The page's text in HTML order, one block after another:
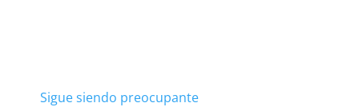
Sigue siendo preocupante